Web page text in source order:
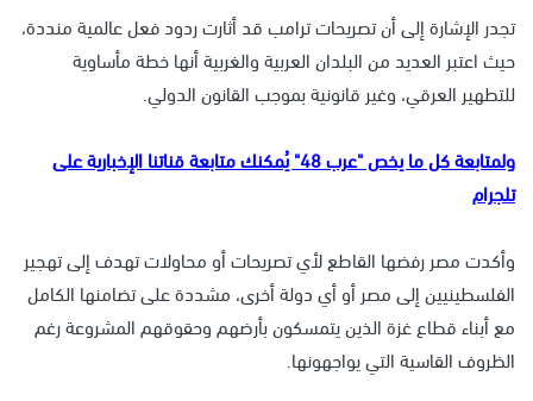
تجدر الإشارة إلى أن تصريحات ترامب قد أثارت ردود فعل عالمية منددة،
حيث اعتبر العديد من البلدان العربية والغربية أنها خطة مأساوية
للتطهير العرقي، وغير قانونية بموجب القانون الدولي.
ولمتابعة كل ما يخص "عرب 48" يُمكنك متابعة قناتنا الإخبارية على
تلجرام
وأكدت مصر رفضها القاطع لأي تصريحات أو محاولات تهدف إلى تهجير
الفلسطينيين إلى مصر أو أي دولة أخرى، مشددة على تضامنها الكامل
مع أبناء قطاع غزة الذين يتمسكون بأرضهم وحقوقهم المشروعة رغم
الظروف القاسية التي يواجهونها.